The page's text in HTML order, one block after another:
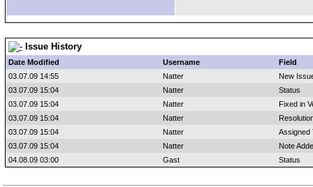
Issue History
Date Modified Username
Field
03.07.09 14:55
Natter
New
03.07.09 15:04
Natter
Status
03.07.09 15:04
Natter
Fixed in
03.07.09 15:04
Natter
03.07.09 15:04
Natter
Assigned
03.07.09 15:04
Natter
Note
04.08.09 03:00
Gast Status